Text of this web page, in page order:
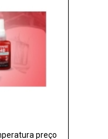
preço